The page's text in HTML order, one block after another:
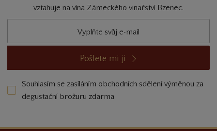
vztahuje na vína Zámeckého vinařství Bzenec.
Pošlete mi ji
Souhlasím se zasíláním obchodních sdělení výměnou za
degustační brožuru zdarma